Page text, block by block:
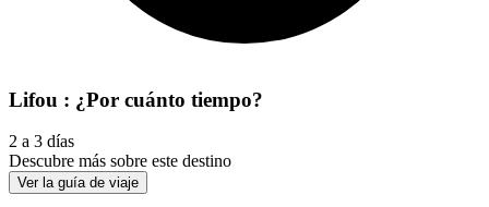
Lifou : ¿Por cuánto tiempo?
2 a 3 días
Descubre más sobre este destino
Ver la guía de viaje